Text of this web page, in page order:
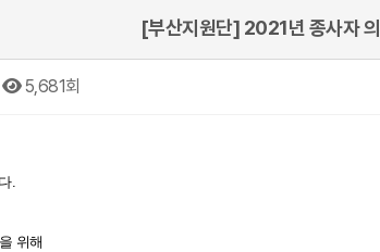
[부산지원단] 2021년 종사자
5,681회
.
위해